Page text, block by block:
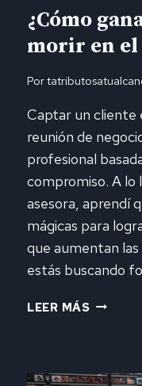
¿Cómo
morir en
Por
Captar un cliente
reunión de
profesional
compromiso. A lo
asesora, aprendí
mágicas para
que aumentan
estás buscando
LEER MÁS ¿CÓMO
Y